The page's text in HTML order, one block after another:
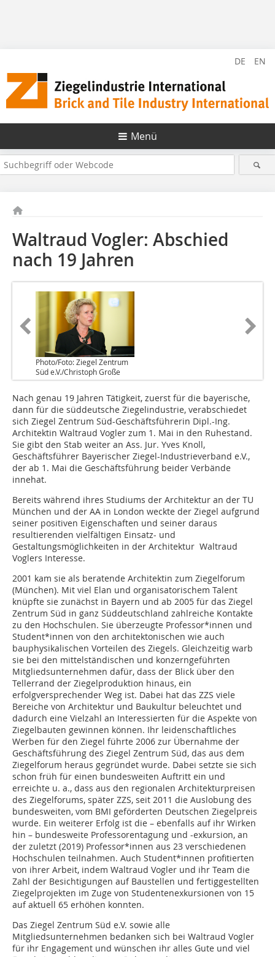
DE EN
Menü
Waltraud Vogler: Abschied
nach 19 Jahren
Photo/Foto: Ziegel Zentrum
Süd e.V./Christoph Große
Nach genau 19 Jahren Tätigkeit, zuerst für die bayerische,
dann für die süddeutsche Ziegelindustrie, verabschiedet
sich Ziegel Zentrum Süd-Geschäftsführerin Dipl.-Ing.
Architektin Waltraud Vogler zum 1. Mai in den Ruhestand.
Sie gibt den Stab weiter an Ass. Jur. Yves Knoll,
Geschäftsführer Bayerischer Ziegel-Industrieverband e.V.,
der ab 1. Mai die Geschäftsführung beider Verbände
innehat.
Bereits während ihres Studiums der Architektur an der TU
München und der AA in London weckte der Ziegel aufgrund
seiner positiven Eigenschaften und seiner daraus
resultierenden vielfältigen Einsatz- und
Gestaltungsmöglichkeiten in der Architektur Waltraud
Voglers Interesse.
2001 kam sie als beratende Architektin zum Ziegelforum
(München). Mit viel Elan und organisatorischem Talent
knüpfte sie zunächst in Bayern und ab 2005 für das Ziegel
Zentrum Süd in ganz Süddeutschland zahlreiche Kontakte
zu den Hochschulen. Sie überzeugte Professor*innen und
Student*innen von den architektonischen wie auch
bauphysikalischen Vorteilen des Ziegels. Gleichzeitig warb
sie bei den mittelständischen und konzerngeführten
Mitgliedsunternehmen dafür, dass der Blick über den
Tellerrand der Ziegelproduktion hinaus, ein
erfolgversprechender Weg ist. Dabei hat das ZZS viele
Bereiche von Architektur und Baukultur beleuchtet und
dadurch eine Vielzahl an Interessierten für die Aspekte von
Ziegelbauten gewinnen können. Ihr leidenschaftliches
Werben für den Ziegel führte 2006 zur Übernahme der
Geschäftsführung des Ziegel Zentrum Süd, das aus dem
Ziegelforum heraus gegründet wurde. Dabei setzte sie sich
schon früh für einen bundesweiten Auftritt ein und
erreichte u. a., dass aus den regionalen Architekturpreisen
des Ziegelforums, später ZZS, seit 2011 die Auslobung des
bundesweiten, vom BMI geförderten Deutschen Ziegelpreis
wurde. Ein weiterer Erfolg ist die – ebenfalls auf ihr Wirken
hin – bundesweite Professorentagung und -exkursion, an
der zuletzt (2019) Professor*innen aus 23 verschiedenen
Hochschulen teilnahmen. Auch Student*innen profitierten
von ihrer Arbeit, indem Waltraud Vogler und ihr Team die
Zahl der Besichtigungen auf Baustellen und fertiggestellten
Ziegelprojekten im Zuge von Studentenexkursionen von 15
auf aktuell 65 erhöhen konnten.
Das Ziegel Zentrum Süd e.V. sowie alle
Mitgliedsunternehmen bedanken sich bei Waltraud Vogler
für ihr Engagement und wünschen ihr alles Gute und viel